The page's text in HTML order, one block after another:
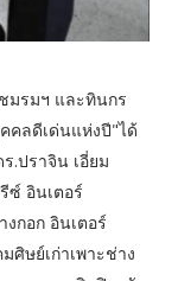
มรมฯ และทินกร
คลดีเด่นแห่งปี"ได้
.ปราจิน เอี่ยม
ซ์ อินเตอร์
กอก อินเตอร์
ศิษย์เก่าเพาะช่าง